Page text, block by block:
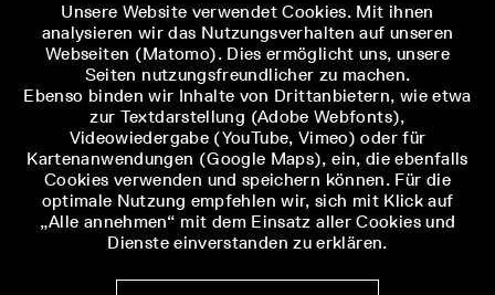
Unsere Website verwendet Cookies. Mit ihnen
analysieren wir das Nutzungsverhalten auf unseren
Webseiten (Matomo). Dies ermöglicht uns, unsere
Seiten nutzungsfreundlicher zu machen.
Ebenso binden wir Inhalte von Drittanbietern, wie etwa
zur Textdarstellung (Adobe Webfonts),
Videowiedergabe (YouTube, Vimeo) oder für
Kartenanwendungen (Google Maps), ein, die ebenfalls
Cookies verwenden und speichern können. Für die
optimale Nutzung empfehlen wir, sich mit Klick auf
„Alle annehmen“ mit dem Einsatz aller Cookies und
Dienste einverstanden zu erklären.